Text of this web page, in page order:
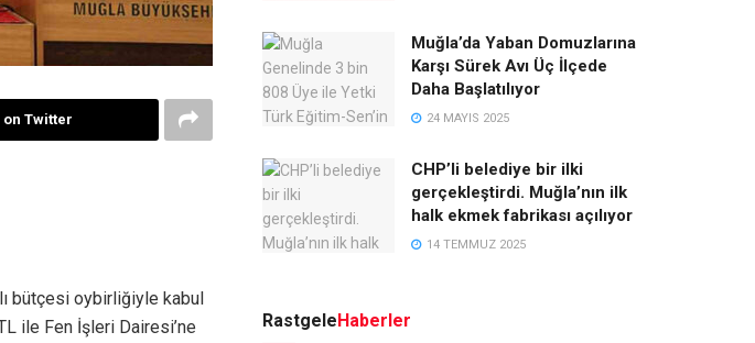
on Twitter
bütçesi oybirliğiyle kabul
ile Fen İşleri Dairesi’ne
Muğla’da Yaban Domuzlarına
Karşı Sürek Avı Üç İlçede
Daha Başlatılıyor
24 MAYIS 2025
CHP’li belediye bir ilki
gerçekleştirdi. Muğla’nın ilk
halk ekmek fabrikası açılıyor
14 TEMMUZ 2025
RastgeleHaberler